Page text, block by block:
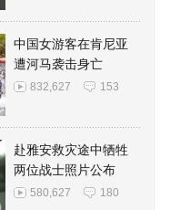
中国女游客在肯尼亚
遭河马袭击身亡
832,627 153
赴雅安救灾途中牺牲
两位战士照片公布
580,627 180